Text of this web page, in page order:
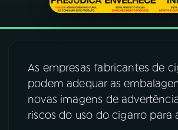
FESTIVAL DE MÚSICA
ACOMPANHE A RÁDIO NACIONAL
As empresas fabricantes de
podem adequar as
novas imagens de
riscos do uso do cigarro para